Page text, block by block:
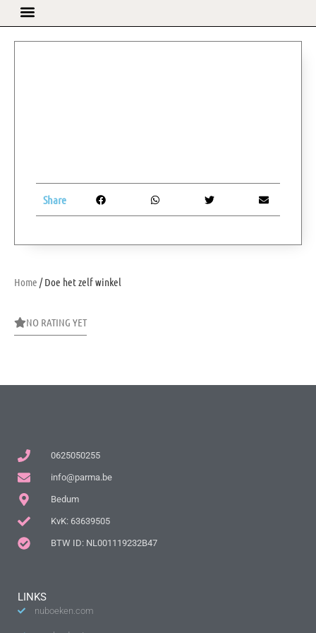
Home / Doe het zelf winkel
NO RATING YET
Share
0625050255
info@parma.be
Bedum
KvK: 63639505
BTW ID: NL001119232B47
LINKS
nuboeken.com